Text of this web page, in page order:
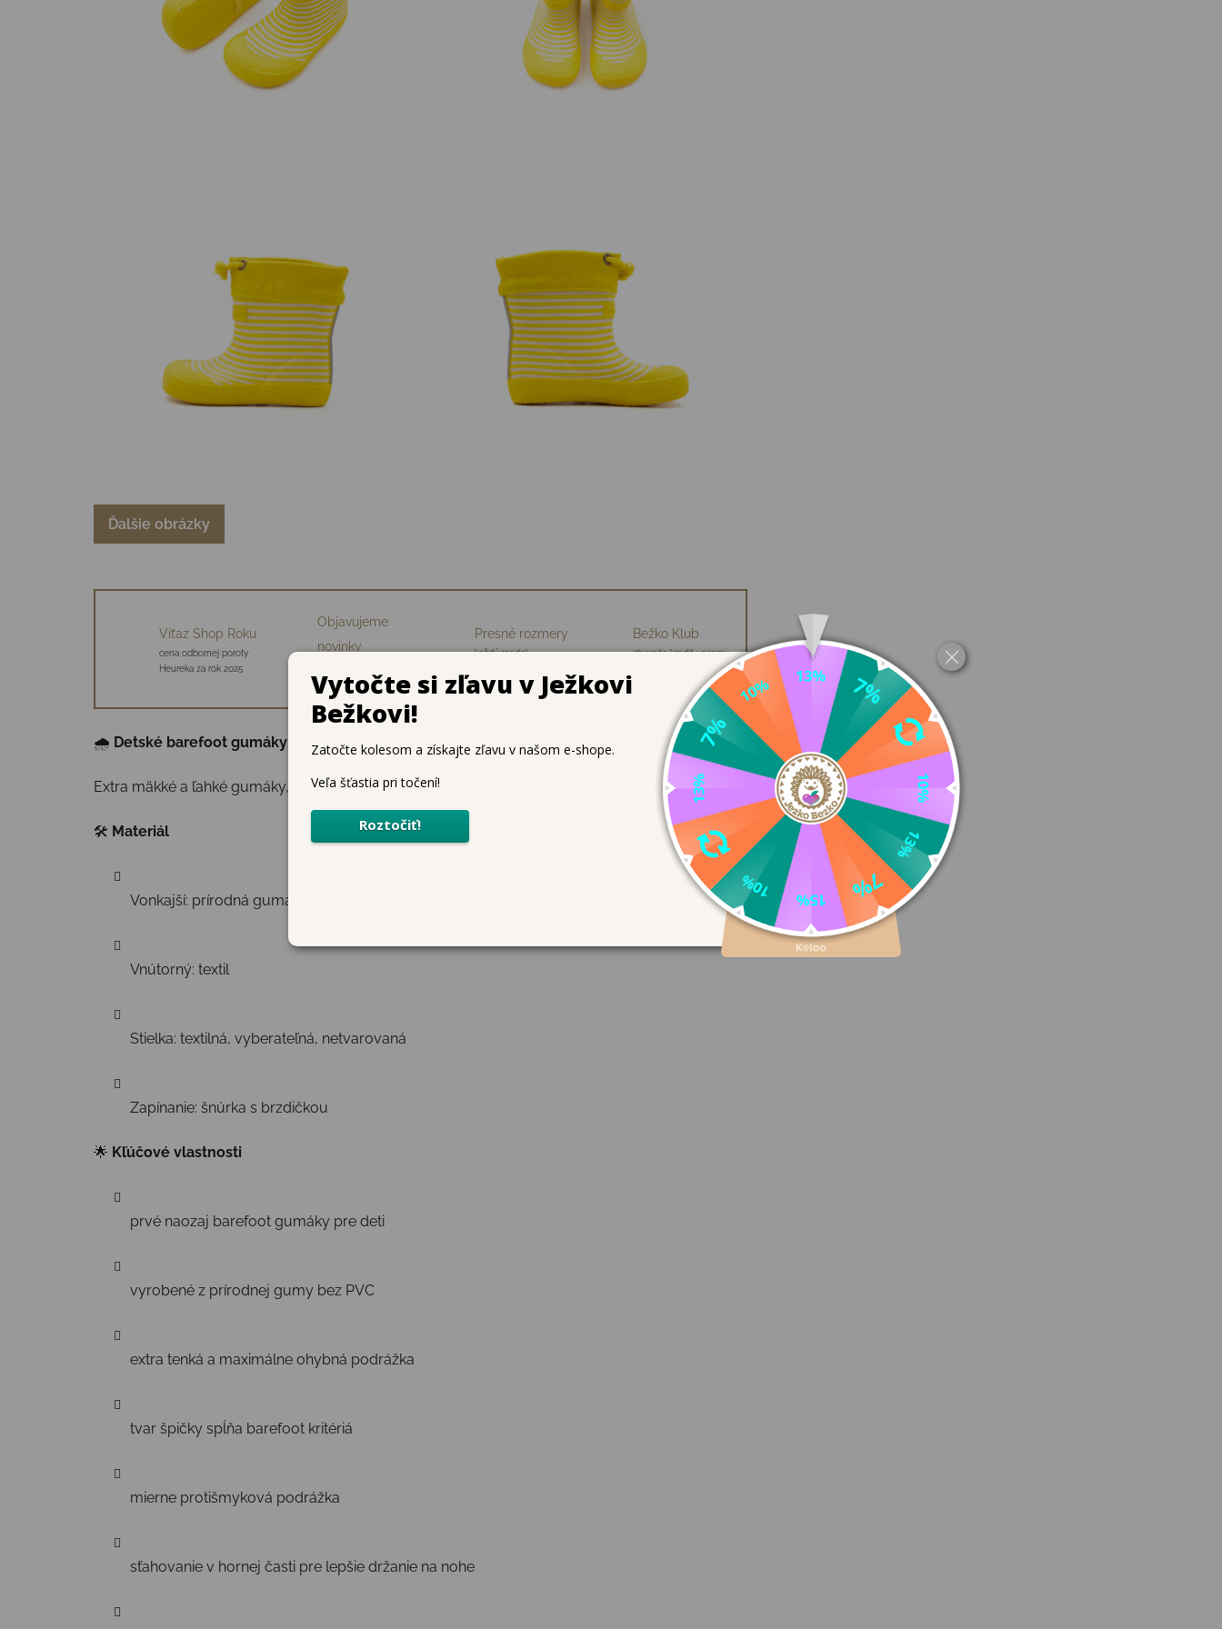
Ďalšie obrázky
Víťaz Shop Roku
cena odbornej poroty
Heureka za rok 2025
Objavujeme
novinky
značiek
Presné rozmery
každý model
Bežko Klub
zbierajte kredity, priamu
🌧 Detské barefoot gumáky Bundgaard cover
Extra mäkké a ľahké gumáky, ktoré prinášajú skutočný barefoot pocit aj do daždivých dní.
🛠 Materiál
Vonkajší: prírodná guma
Vnútorný: textil
Stielka: textilná, vyberateľná, netvarovaná
Zapínanie: šnúrka s brzdičkou
🌟 Kľúčové vlastnosti
prvé naozaj barefoot gumáky pre deti
vyrobené z prírodnej gumy bez PVC
extra tenká a maximálne ohybná podrážka
tvar špičky spĺňa barefoot kritériá
mierne protišmyková podrážka
sťahovanie v hornej časti pre lepšie držanie na nohe